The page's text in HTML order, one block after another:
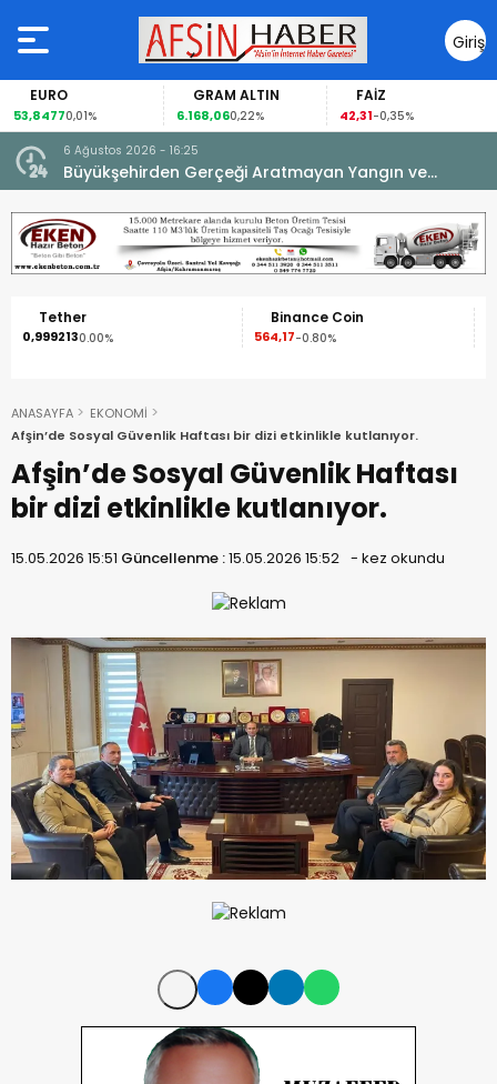
Giriş
Yap
EURO
53,84770,01%
GRAM ALTIN
6.168,060,22%
FAİZ
42,31-0,35%
6 Ağustos 2026 - 16:25
Büyükşehirden Gerçeği Aratmayan Yangın ve
Kurtarma Tatbikatı.
Tether
0,9992130.00%
Binance Coin
564,17-0.80%
ANASAYFA
EKONOMİ
Afşin’de Sosyal Güvenlik Haftası bir dizi etkinlikle kutlanıyor.
Afşin’de Sosyal Güvenlik Haftası
bir dizi etkinlikle kutlanıyor.
15.05.2026 15:51 Güncellenme :15.05.2026 15:52 - kez okundu